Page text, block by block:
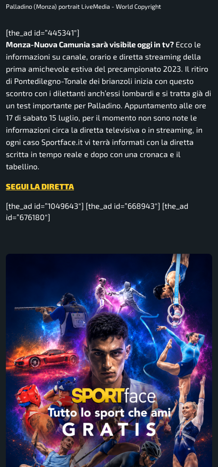
Palladino (Monza) portrait LiveMedia - World Copyright
[the_ad id=”445341″]
Monza-Nuova Camunia sarà visibile oggi in tv? Ecco le
informazioni su canale, orario e diretta streaming della
prima amichevole estiva del precampionato 2023. Il ritiro
di Pontedilegno-Tonale dei brianzoli inizia con questo
scontro con i dilettanti anch’essi lombardi e si tratta già di
un test importante per Palladino. Appuntamento alle ore
17 di sabato 15 luglio, per il momento non sono note le
informazioni circa la diretta televisiva o in streaming, in
ogni caso Sportface.it vi terrà informati con la diretta
scritta in tempo reale e dopo con una cronaca e il
tabellino.
SEGUI LA DIRETTA
[the_ad id=”1049643″] [the_ad id=”668943″] [the_ad
id=”676180″]